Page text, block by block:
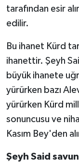
tarafından esir
edilir.
Bu ihanet Kürd
ihanettir. Şeyh
büyük ihanete
yürürken bazı
yürürken Kürd
sonuncusu ve
Kasım Bey'den
Şeyh Said